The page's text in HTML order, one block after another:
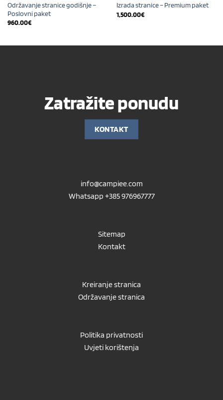
Održavanje stranice godišnje –
Poslovni paket
960.00€
Izrada stranice – Premium paket
1,500.00€
Zatražite ponudu
KONTAKT
info@campiee.com
Whatsapp +385 976967777
Sitemap
Kontakt
Kreiranje stranica
Održavanje stranica
Politika privatnosti
Uvjeti korištenja